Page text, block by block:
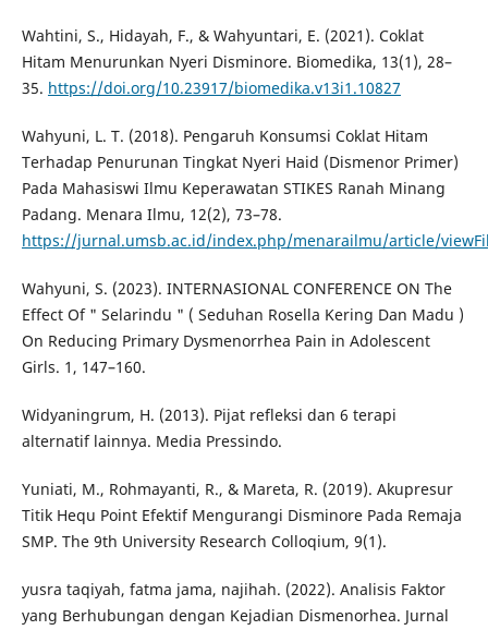
Wahtini, S., Hidayah, F., & Wahyuntari, E. (2021). Coklat
Hitam Menurunkan Nyeri Disminore. Biomedika, 13(1), 28–
35. https://doi.org/10.23917/biomedika.v13i1.10827
Wahyuni, L. T. (2018). Pengaruh Konsumsi Coklat Hitam
Terhadap Penurunan Tingkat Nyeri Haid (Dismenor Primer)
Pada Mahasiswi Ilmu Keperawatan STIKES Ranah Minang
Padang. Menara Ilmu, 12(2), 73–78.
https://jurnal.umsb.ac.id/index.php/menarailmu/article/
Wahyuni, S. (2023). INTERNASIONAL CONFERENCE ON The
Effect Of " Selarindu " ( Seduhan Rosella Kering Dan Madu )
On Reducing Primary Dysmenorrhea Pain in Adolescent
Girls. 1, 147–160.
Widyaningrum, H. (2013). Pijat refleksi dan 6 terapi
alternatif lainnya. Media Pressindo.
Yuniati, M., Rohmayanti, R., & Mareta, R. (2019). Akupresur
Titik Hequ Point Efektif Mengurangi Disminore Pada Remaja
SMP. The 9th University Research Colloqium, 9(1).
yusra taqiyah, fatma jama, najihah. (2022). Analisis Faktor
yang Berhubungan dengan Kejadian Dismenorhea. Jurnal